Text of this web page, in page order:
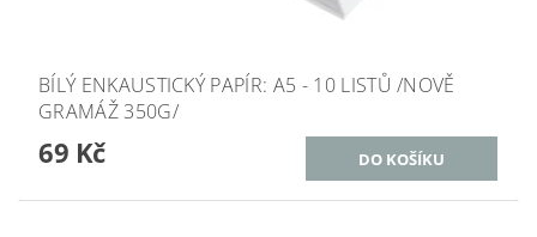
BÍLÝ ENKAUSTICKÝ PAPÍR: A5 - 10 LISTŮ /NOVĚ
GRAMÁŽ 350G/
69 Kč